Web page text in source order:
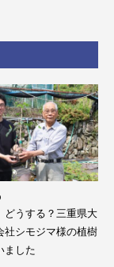
どうする？三重県大
社シモジマ様の植樹
ました